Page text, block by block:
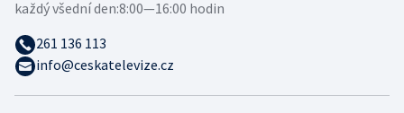
každý všední den:8:00—16:00 hodin
261 136 113
info@ceskatelevize.cz